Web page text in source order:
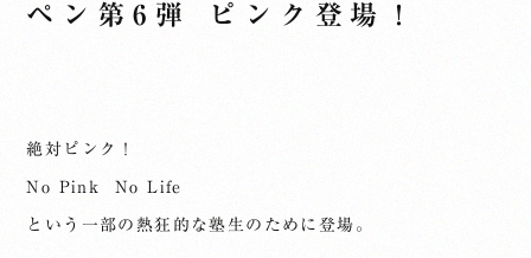
ペン第6弾 ピンク登場！
絶対ピンク！
No Pink No Life
という一部の熱狂的な塾生のために登場。